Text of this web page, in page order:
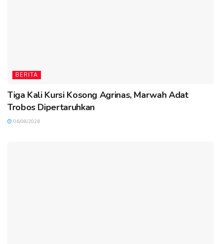
BERITA
Tiga Kali Kursi Kosong Agrinas, Marwah Adat
Trobos Dipertaruhkan
06/08/2026